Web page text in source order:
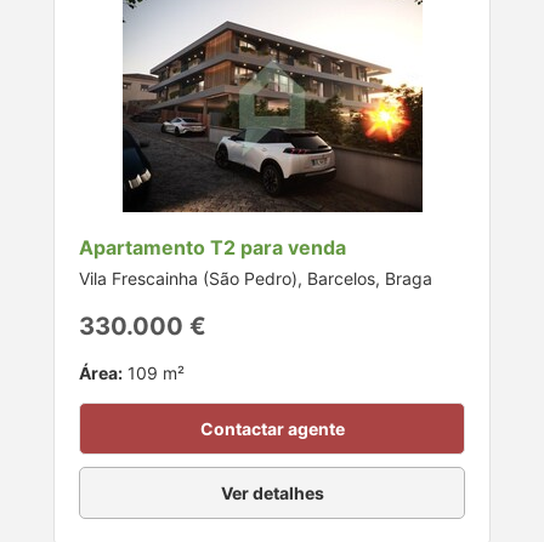
Apartamento T2 para venda
Vila Frescainha (São Pedro), Barcelos, Braga
330.000 €
Área: 109 m²
Contactar agente
Ver detalhes